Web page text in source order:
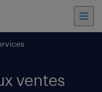
ventes